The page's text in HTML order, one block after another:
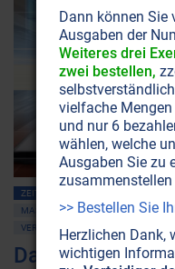
ZEITENSCHRIFT NR. 99, S.9
MASSENMEDIEN • MANIPULATION
VERSCHWÖRUNGSTHEORIEN
Das Internet:
Dann können Sie
Ausgaben der
Weiteres drei
zwei bestellen,
vielfache
und nur 6
wählen, welche
Ausgaben Sie zu
>> Bestellen Sie
Herzlichen Dank,
wichtigen